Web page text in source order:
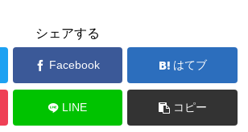
シェアする
Facebook はてブ
LINE コピー